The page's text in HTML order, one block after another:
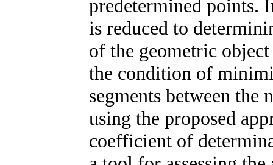
predetermined points.
is reduced to
of the geometric
the condition of
segments between the
using the proposed
coefficient of